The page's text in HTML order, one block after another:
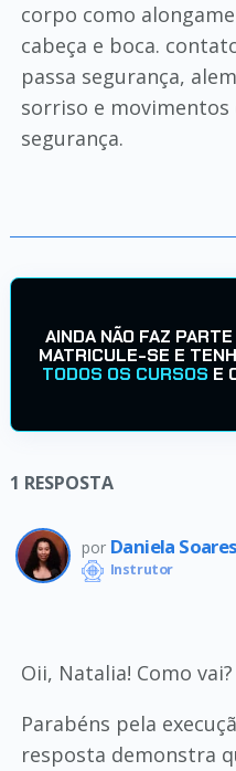
corpo como
cabeça e boca.
passa segurança,
sorriso e
segurança.
AINDA NÃO FAZ
MATRICULE-SE E
TODOS OS CURSOS E
1 RESPOSTA
por Daniela Soares
Instrutor
Oii, Natalia! Como vai?
Parabéns pela
resposta demonstra